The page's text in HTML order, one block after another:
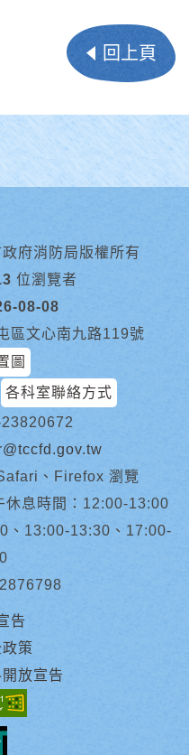
回上頁
府消防局版權所有
位瀏覽者
08-08
區文心南九路119號
圖
各科室聯絡方式
、Firefox 瀏覽
休息時間：12:00-13:00
、13:00-13:30、17:00-
告
策
放宣告